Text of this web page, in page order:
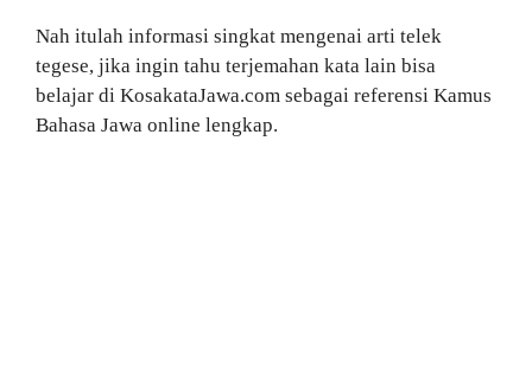
Nah itulah informasi singkat mengenai arti telek
tegese, jika ingin tahu terjemahan kata lain bisa
belajar di KosakataJawa.com sebagai referensi Kamus
Bahasa Jawa online lengkap.